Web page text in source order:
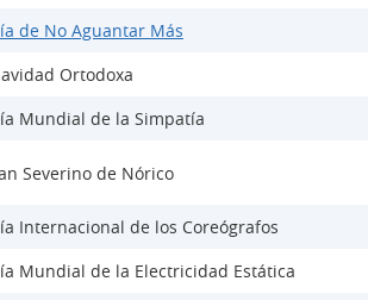
de No Aguantar Más
Ortodoxa
Mundial de la Simpatía
Severino de Nórico
Internacional de los Coreógrafos
Mundial de la Electricidad Estática